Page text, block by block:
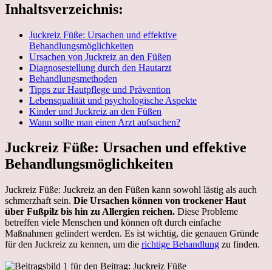
Inhaltsverzeichnis:
Juckreiz Füße: Ursachen und effektive
Behandlungsmöglichkeiten
Ursachen von Juckreiz an den Füßen
Diagnosestellung durch den Hautarzt
Behandlungsmethoden
Tipps zur Hautpflege und Prävention
Lebensqualität und psychologische Aspekte
Kinder und Juckreiz an den Füßen
Wann sollte man einen Arzt aufsuchen?
Juckreiz Füße: Ursachen und effektive
Behandlungsmöglichkeiten
Juckreiz Füße: Juckreiz an den Füßen kann sowohl lästig als auch
schmerzhaft sein. Die Ursachen können von trockener Haut
über Fußpilz bis hin zu Allergien reichen. Diese Probleme
betreffen viele Menschen und können oft durch einfache
Maßnahmen gelindert werden. Es ist wichtig, die genauen Gründe
für den Juckreiz zu kennen, um die richtige Behandlung zu finden.